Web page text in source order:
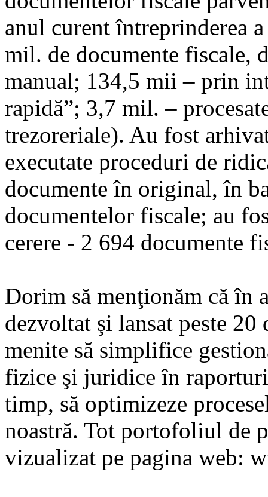
anul curent întreprinderea
mil. de documente fiscale,
manual; 134,5 mii – prin
rapidă”; 3,7 mil. –
trezoreriale). Au fost
executate proceduri de
documente în original, în
documentelor fiscale; au
cerere - 2 694 documente
Dorim să menţionăm că în
dezvoltat şi lansat peste
menite să simplifice
fizice şi juridice în
timp, să optimizeze
noastră. Tot portofoliul de
vizualizat pe pagina web: